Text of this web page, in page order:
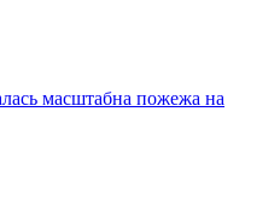
масштабна пожежа на